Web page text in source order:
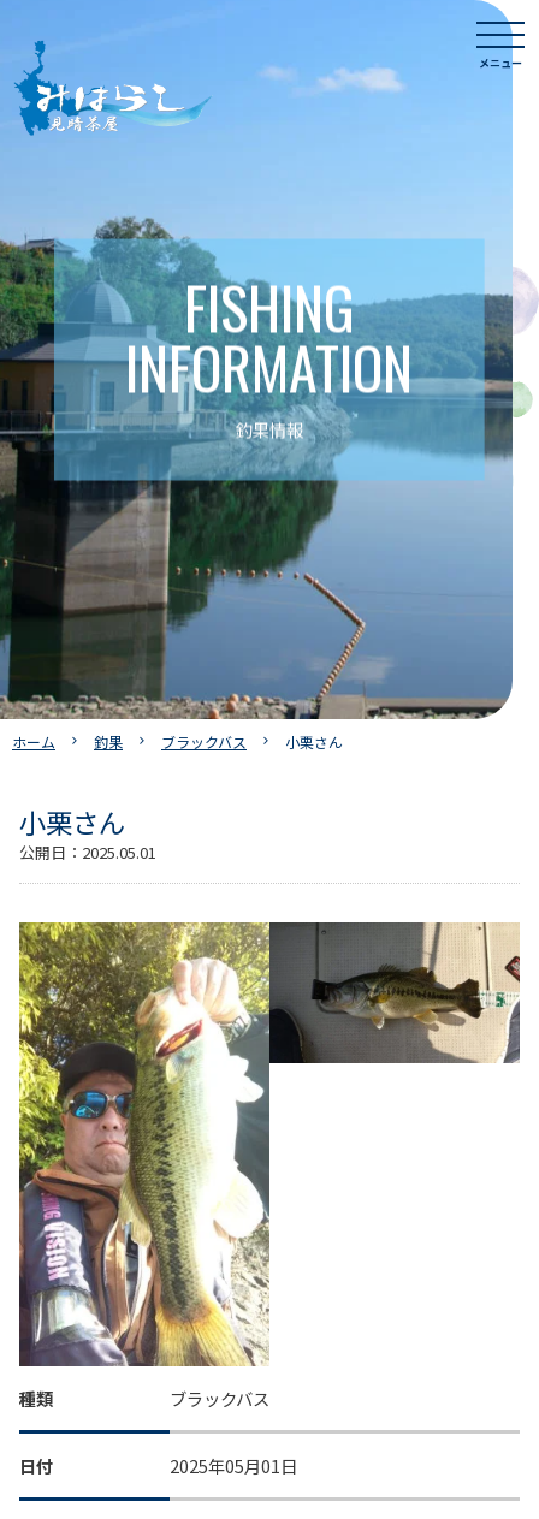
content
メニュー
FISHING
INFORMATION
釣果情報
ホーム 釣果 ブラックバス 小栗さん
小栗さん
公開日： 2025.05.01
種類 ブラックバス
日付 2025年05月01日